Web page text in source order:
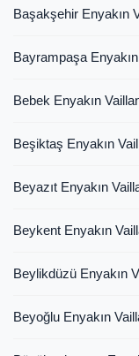
Başakşehir Enyakın
Bayrampaşa
Bebek Enyakın
Beşiktaş Enyakın
Beyazıt Enyakın
Beykent Enyakın
Beylikdüzü Enyakın
Beyoğlu Enyakın